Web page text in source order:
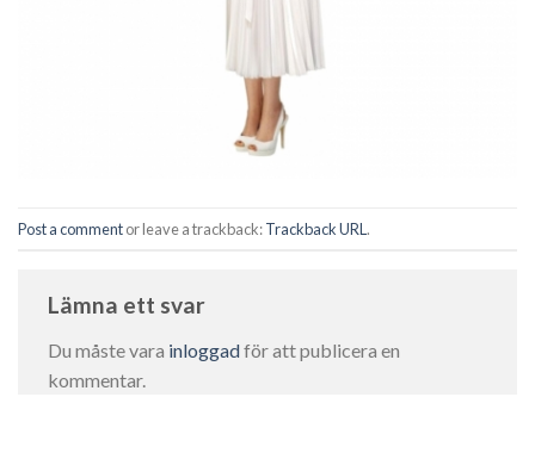
Post a commentor leave a trackback:Trackback URL .
Lämna ett svar
Du måste vara inloggadför att publicera en
kommentar.